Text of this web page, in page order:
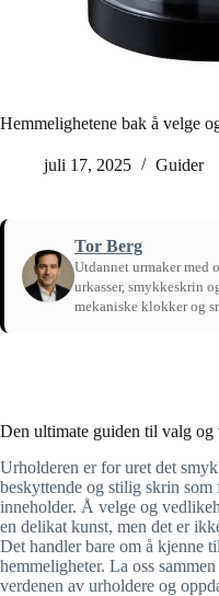
Hemmelighetene bak å velge
juli 17, 2025 Guider
Tor Berg
Utdannet urmaker med
urkasser, smykkeskrin
mekaniske klokker og
Den ultimate guiden til valg
Urholderen er for uret det
beskyttende og stilig skrin som
inneholder. Å velge og
en delikat kunst, men det er
Det handler bare om å kjenne
hemmeligheter. La oss
verdenen av urholdere og